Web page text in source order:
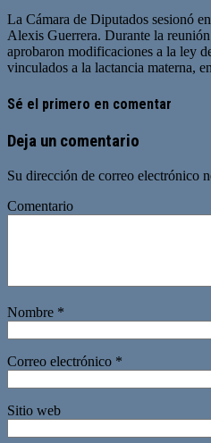
La Cámara de Diputados sesionó
Alexis Guerrera. Durante la
aprobaron modificaciones a la ley
vinculados a la lactancia materna,
Sé el primero en comentar
Deja un comentario
Su dirección de correo electrónico
Comentario
Nombre *
Correo electrónico *
Sitio web